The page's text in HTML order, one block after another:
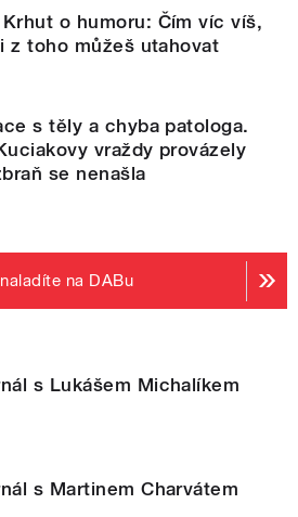
o humoru: Čím víc víš,
z toho můžeš utahovat
s těly a chyba patologa.
vraždy provázely
se nenašla
na DABu
s Lukášem Michalíkem
s Martinem Charvátem